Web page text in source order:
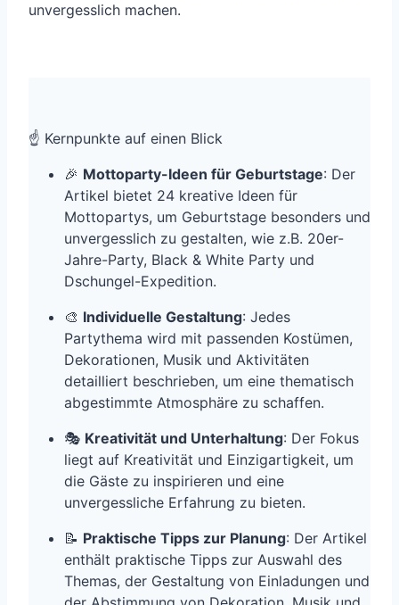
unvergesslich machen.
☝️ Kernpunkte auf einen Blick
🎉 Mottoparty-Ideen für Geburtstage: Der
Artikel bietet 24 kreative Ideen für
Mottopartys, um Geburtstage besonders und
unvergesslich zu gestalten, wie z.B. 20er-
Jahre-Party, Black & White Party und
Dschungel-Expedition.
🎨 Individuelle Gestaltung: Jedes
Partythema wird mit passenden Kostümen,
Dekorationen, Musik und Aktivitäten
detailliert beschrieben, um eine thematisch
abgestimmte Atmosphäre zu schaffen.
🎭 Kreativität und Unterhaltung: Der Fokus
liegt auf Kreativität und Einzigartigkeit, um
die Gäste zu inspirieren und eine
unvergessliche Erfahrung zu bieten.
📝 Praktische Tipps zur Planung: Der Artikel
enthält praktische Tipps zur Auswahl des
Themas, der Gestaltung von Einladungen und